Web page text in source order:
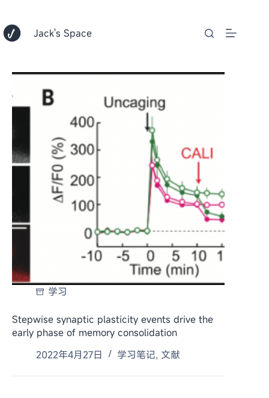
内
Jack's Space
学习
Stepwise synaptic plasticity events drive the
early phase of memory consolidation
2022年4月27日
学习笔记, 文献